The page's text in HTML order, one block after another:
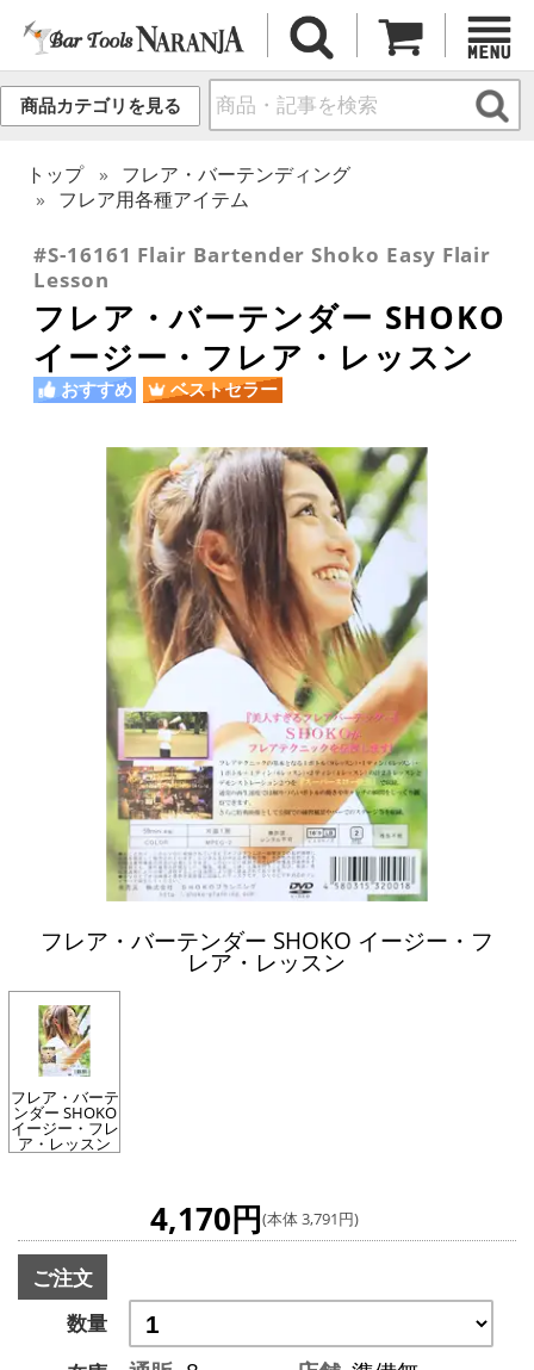
商品カテゴリを見る
トップ
フレア・バーテンディング
フレア用各種アイテム
#S-16161 Flair Bartender Shoko Easy Flair
Lesson
フレア・バーテンダー SHOKO
イージー・フレア・レッスン
おすすめ ベストセラー
フレア・バーテンダー SHOKO イージー・フ
レア・レッスン
フレア・バーテ
ンダー SHOKO
イージー・フレ
ア・レッスン
4,170円(本体 3,791円)
ご注文
数量